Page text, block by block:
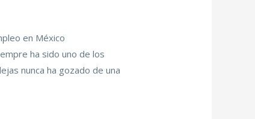
en México
uno de los
nunca ha gozado de una